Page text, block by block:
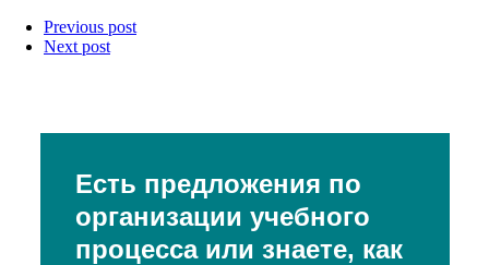
Previous post
Next post
Есть предложения по
организации учебного
процесса или знаете, как